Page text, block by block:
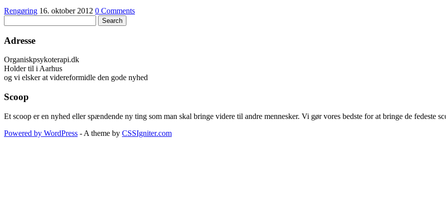
Rengøring 16. oktober 2012 0 Comments
Adresse
Organiskpsykoterapi.dk
Holder til i Aarhus
og vi elsker at videreformidle den gode nyhed
Scoop
Et scoop er en nyhed eller spændende ny ting som man skal bringe videre til andre mennesker. Vi gør vores bedste for at bringe de fedeste
Powered by WordPress - A theme by CSSIgniter.com